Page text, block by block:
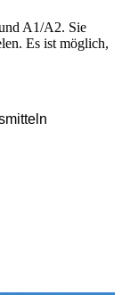
A1/A2. Sie
Es ist möglich,